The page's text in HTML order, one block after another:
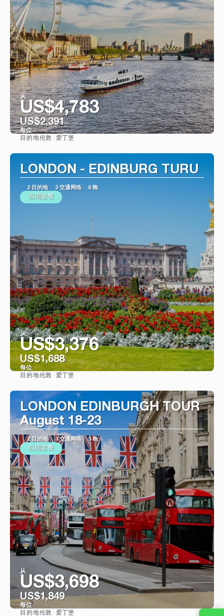
从
US$4,783
US$2,391
每位
目的地伦敦 · 爱丁堡
LONDON - EDINBURG TURU
2 目的地 3 交通网络 6 晚
假期套餐
从
US$3,376
US$1,688
每位
目的地伦敦 · 爱丁堡
LONDON EDINBURGH TOUR
August 18-23
2 目的地 3 交通网络 5 晚
假期套餐
从
US$3,698
US$1,849
每位
目的地伦敦 · 爱丁堡